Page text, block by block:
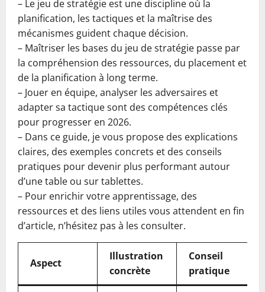
– Le jeu de stratégie est une discipline où la
planification, les tactiques et la maîtrise des
mécanismes guident chaque décision.
– Maîtriser les bases du jeu de stratégie passe par
la compréhension des ressources, du placement et
de la planification à long terme.
– Jouer en équipe, analyser les adversaires et
adapter sa tactique sont des compétences clés
pour progresser en 2026.
– Dans ce guide, je vous propose des explications
claires, des exemples concrets et des conseils
pratiques pour devenir plus performant autour
d’une table ou sur tablettes.
– Pour enrichir votre apprentissage, des
ressources et des liens utiles vous attendent en fin
d’article, n’hésitez pas à les consulter.
Aspect
Illustration
concrète
Conseil
pratique